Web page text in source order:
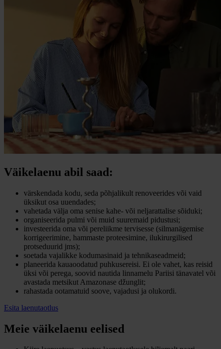
Väikelaenu abil saad:
värskendada kodu, seda põhjalikult renoveerides või vaid
üksikut osa uuendades;
vahetada välja oma senise kahe- või neljarattalise sõiduki;
organiseerida pulmi või muid suuremaid pidustusi;
investeerida oma või pereliikme tervisesse (silmanägemise
korrigeerimine, hammaste proteesimine, ilukirurgilised
protseduurid jms);
soetada vajalikke kodumasinaid ja tehnikaseadmeid;
planeerida kauaoodatud puhkusereisi. Ei ole vahet, kas reisid
üksi või perega, soovid nautida linnamelu Pariisi tänavatel või
avastada metsikut Amazonase džunglit;
rahastada ootamatuid soove, vajadusi ja olukordi.
Esita laenutaotlus
Meie väikelaenu eelised